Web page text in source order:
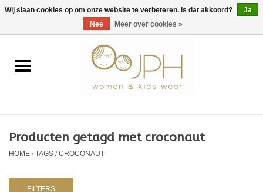
EUR/GBP/USD 0 Artikelen - €0,00
Home
Kids
Producten getagd met croconaut
HOME/TAGS/CROCONAUT
FILTERS
Wij slaan cookies op om onze website te verbeteren. Is dat akkoord?
Ja
Nee
Meer over cookies »